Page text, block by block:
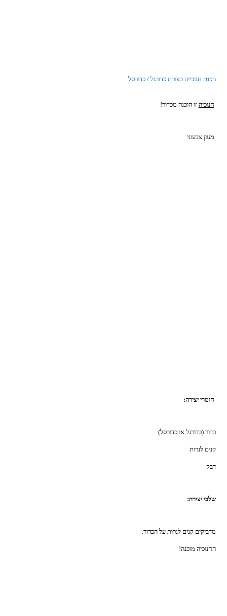
הכנת חנוכייה בצורת כדורגל / כדורסל
חנוכיה זו הוכנה מכדור!
מעון צבעוני
חומרי יצירה:
כדור (כדורגל או כדורסל)
קנים לנרות
דבק
שלבי יצירה:
מדביקים קנים לנרות על הכדור.
החנוכיה מוכנה!